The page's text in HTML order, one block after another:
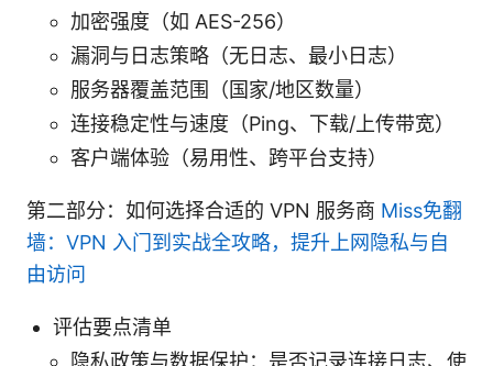
加密强度（如 AES-256）
漏洞与日志策略（无日志、最小日志）
服务器覆盖范围（国家/地区数量）
连接稳定性与速度（Ping、下载/上传带宽）
客户端体验（易用性、跨平台支持）
第二部分：如何选择合适的 VPN 服务商 Miss免翻
墙：VPN 入门到实战全攻略，提升上网隐私与自
由访问
评估要点清单
隐私政策与数据保护：是否记录连接日志、使